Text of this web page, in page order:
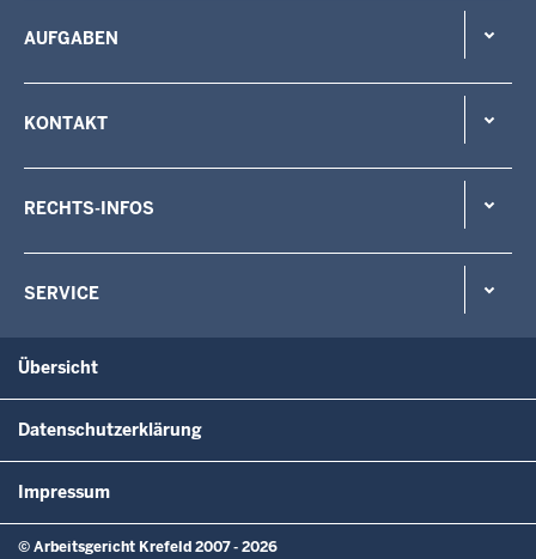
AUFGABEN
KONTAKT
RECHTS-INFOS
SERVICE
Übersicht
Datenschutzerklärung
Impressum
© Arbeitsgericht Krefeld 2007 - 2026